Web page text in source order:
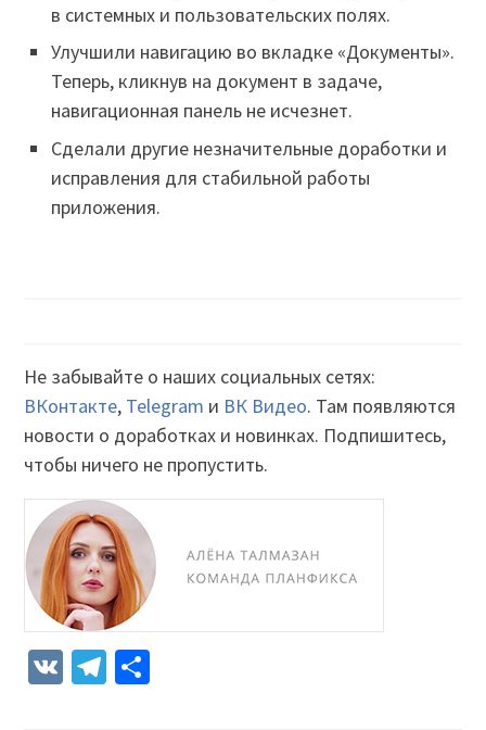
в системных и пользовательских полях.
Улучшили навигацию во вкладке «Документы».
Теперь, кликнув на документ в задаче,
навигационная панель не исчезнет.
Сделали другие незначительные доработки и
исправления для стабильной работы
приложения.
Не забывайте о наших социальных сетях:
ВКонтакте, Telegram и ВК Видео. Там появляются
новости о доработках и новинках. Подпишитесь,
чтобы ничего не пропустить.
VK Telegram